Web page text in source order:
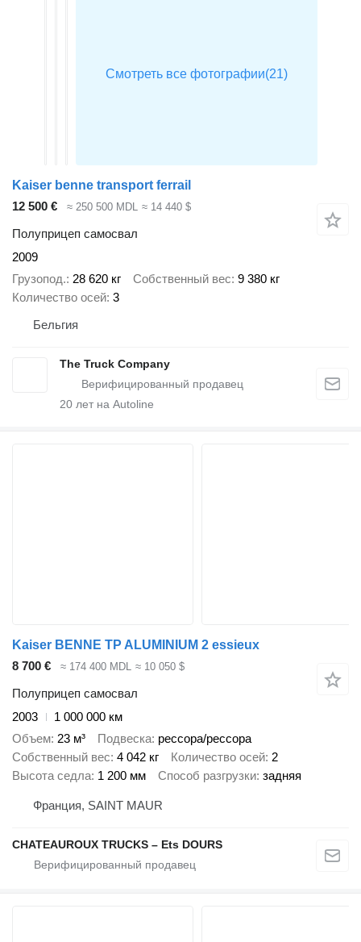
Kaiser benne transport ferrail
12 500 €
≈ 250 500 MDL ≈ 14 440 $
Полуприцеп самосвал
2009
Грузопод. 28 620 кг Собственный вес 9 380 кг
Количество осей 3
Бельгия
The Truck Company
20 лет на Autoline
Kaiser BENNE TP ALUMINIUM 2 essieux
8 700 €
≈ 174 400 MDL ≈ 10 050 $
Полуприцеп самосвал
2003
1 000 000 км
Объем 23 м³ Подвеска рессора/рессора
Собственный вес 4 042 кг Количество осей 2
Высота седла 1 200 мм Способ разгрузки задняя
Франция, SAINT MAUR
CHATEAUROUX TRUCKS – Ets DOURS